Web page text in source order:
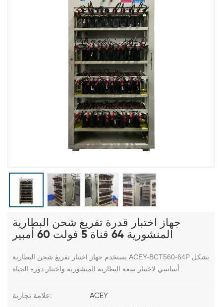
جهاز اختبار قدرة تفريغ شحن البطارية
المنشورية 64 قناة 5 فولت 60 أمبير
ACEY-BCT560-64P بشكل
أساسي
علامة تجارية: ACEY